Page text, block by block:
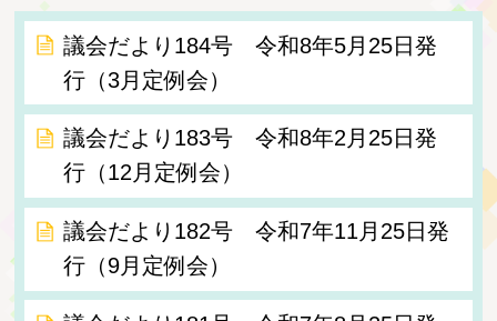
議会だより184号 令和8年5月25日発
行（3月定例会）
議会だより183号 令和8年2月25日発
行（12月定例会）
議会だより182号 令和7年11月25日発
行（9月定例会）